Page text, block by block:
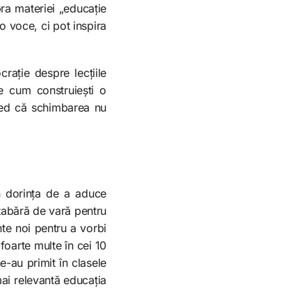
materiei „educație
voce, ci pot inspira
despre lecțiile
cum construiești o
că schimbarea nu
dorința de a aduce
de vară pentru
noi pentru a vorbi
multe în cei 10
au primit în clasele
relevantă educația